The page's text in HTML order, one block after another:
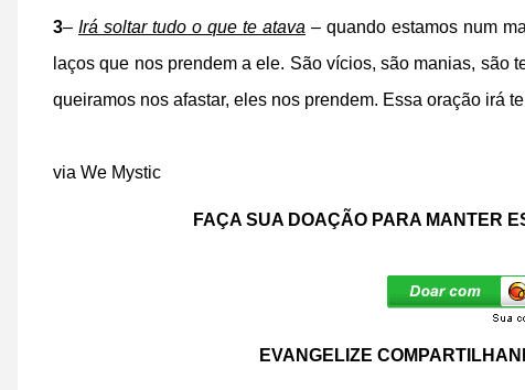
3– Irá soltar tudo o que te atava – quando estamos num
laços que nos prendem a ele. São vícios, são manias, são
queiramos nos afastar, eles nos prendem. Essa oração irá
via We Mystic
FAÇA SUA DOAÇÃO PARA MANTER
EVANGELIZE